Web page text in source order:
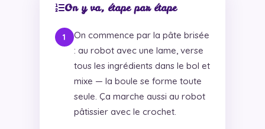
On y va, étape par étape
On commence par la pâte brisée
: au robot avec une lame, verse
tous les ingrédients dans le bol et
mixe — la boule se forme toute
seule. Ça marche aussi au robot
pâtissier avec le crochet.